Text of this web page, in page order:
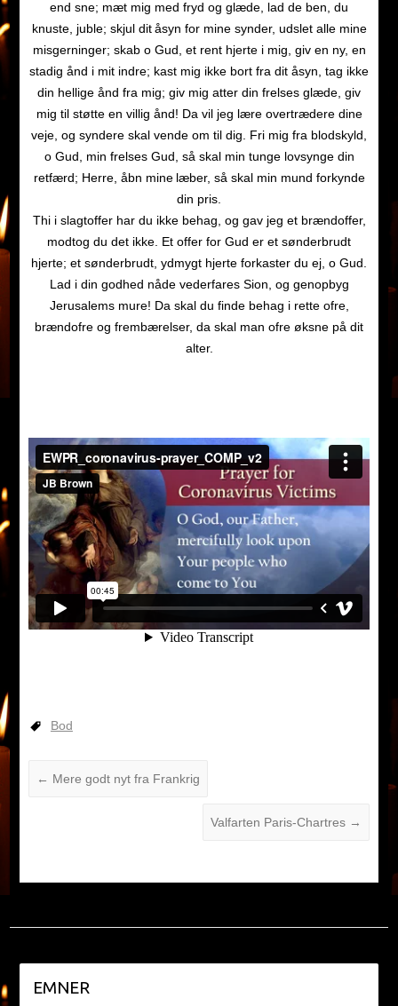
end sne; mæt mig med fryd og glæde, lad de ben, du
knuste, juble; skjul dit åsyn for mine synder, udslet alle mine
misgerninger; skab o Gud, et rent hjerte i mig, giv en ny, en
stadig ånd i mit indre; kast mig ikke bort fra dit åsyn, tag ikke
din hellige ånd fra mig; giv mig atter din frelses glæde, giv
mig til støtte en villig ånd! Da vil jeg lære overtrædere dine
veje, og syndere skal vende om til dig. Fri mig fra blodskyld,
o Gud, min frelses Gud, så skal min tunge lovsynge din
retfærd; Herre, åbn mine læber, så skal min mund forkynde
din pris.
Thi i slagtoffer har du ikke behag, og gav jeg et brændoffer,
modtog du det ikke. Et offer for Gud er et sønderbrudt
hjerte; et sønderbrudt, ydmygt hjerte forkaster du ej, o Gud.
Lad i din godhed nåde vederfares Sion, og genopbyg
Jerusalems mure! Da skal du finde behag i rette ofre,
brændofre og frembærelser, da skal man ofre øksne på dit
alter.
Bod
← Mere godt nyt fra Frankrig
Valfarten Paris-Chartres →
EMNER